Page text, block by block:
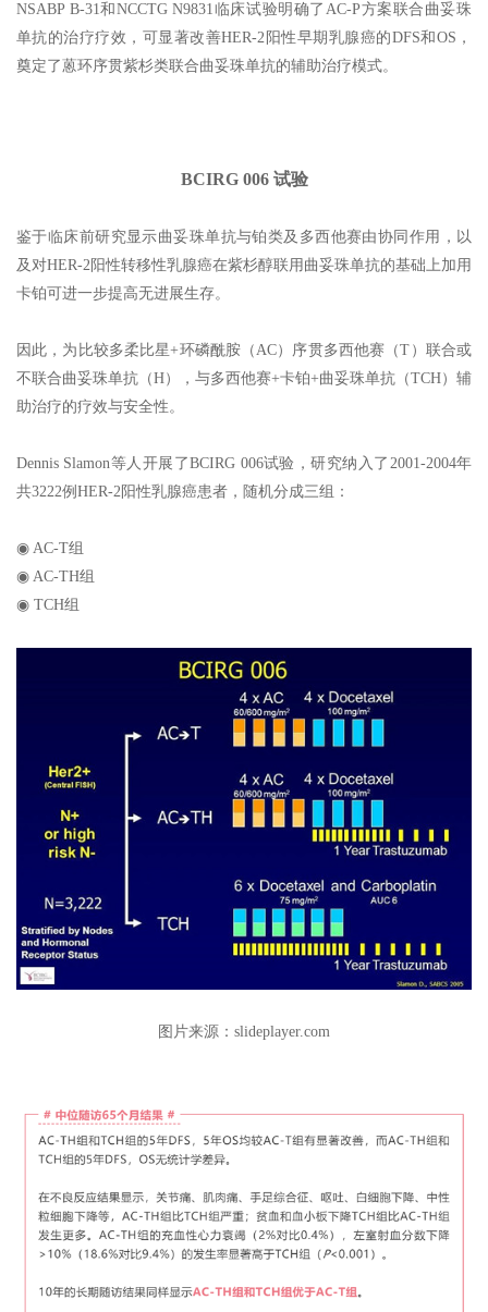
NSABP B-31和NCCTG N9831临床试验明确了AC-P方案联合曲妥珠
单抗的治疗疗效，可显著改善HER-2阳性早期乳腺癌的DFS和OS，
奠定了蒽环序贯紫杉类联合曲妥珠单抗的辅助治疗模式。
BCIRG 006 试验
鉴于临床前研究显示曲妥珠单抗与铂类及多西他赛由协同作用，以
及对HER-2阳性转移性乳腺癌在紫杉醇联用曲妥珠单抗的基础上加用
卡铂可进一步提高无进展生存。
因此，为比较多柔比星+环磷酰胺（AC）序贯多西他赛（T）联合或
不联合曲妥珠单抗（H），与多西他赛+卡铂+曲妥珠单抗（TCH）辅
助治疗的疗效与安全性。
Dennis Slamon等人开展了BCIRG 006试验，研究纳入了2001-2004年
共3222例HER-2阳性乳腺癌患者，随机分成三组：
◉ AC-T组
◉ AC-TH组
◉ TCH组
图片来源：slideplayer.com